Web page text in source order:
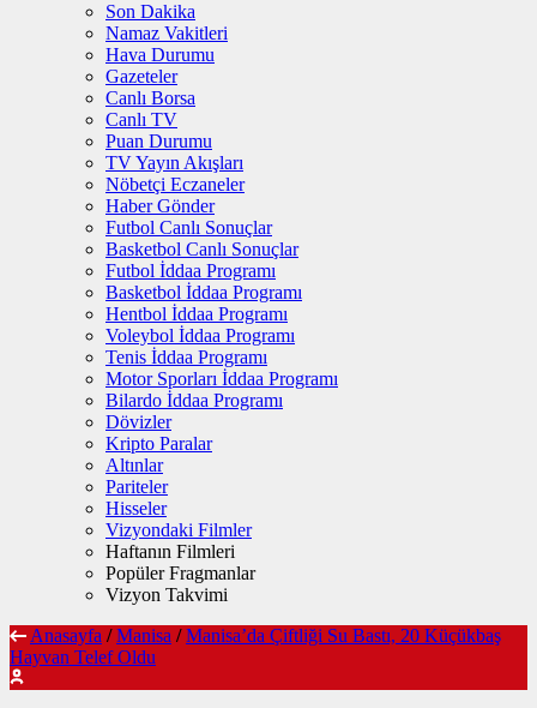
Son Dakika
Namaz Vakitleri
Hava Durumu
Gazeteler
Canlı Borsa
Canlı TV
Puan Durumu
TV Yayın Akışları
Nöbetçi Eczaneler
Haber Gönder
Futbol Canlı Sonuçlar
Basketbol Canlı Sonuçlar
Futbol İddaa Programı
Basketbol İddaa Programı
Hentbol İddaa Programı
Voleybol İddaa Programı
Tenis İddaa Programı
Motor Sporları İddaa Programı
Bilardo İddaa Programı
Dövizler
Kripto Paralar
Altınlar
Pariteler
Hisseler
Vizyondaki Filmler
Haftanın Filmleri
Popüler Fragmanlar
Vizyon Takvimi
Anasayfa / Manisa / Manisa’da Çiftliği Su Bastı, 20 Küçükbaş
Hayvan Telef Oldu